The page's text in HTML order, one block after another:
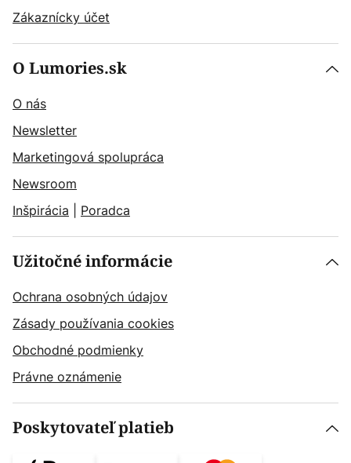
Zákaznícky účet
O Lumories.sk
O nás
Newsletter
Marketingová spolupráca
Newsroom
Inšpirácia
Poradca
Užitočné informácie
Ochrana osobných údajov
Zásady používania cookies
Obchodné podmienky
Právne oznámenie
Poskytovateľ platieb